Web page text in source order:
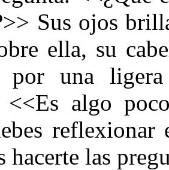
Sus ojos
ella, su
por una
<<Es algo
hacerte las